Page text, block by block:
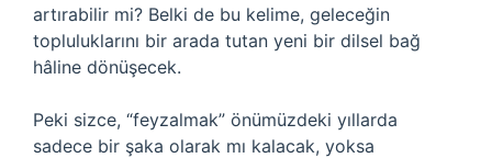
artırabilir mi? Belki de bu kelime, geleceğin
topluluklarını bir arada tutan yeni bir dilsel bağ
hâline dönüşecek.
Peki sizce, “feyzalmak” önümüzdeki yıllarda
sadece bir şaka olarak mı kalacak, yoksa